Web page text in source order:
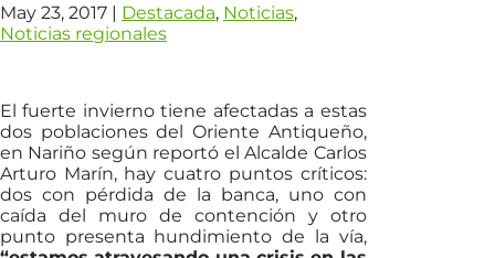
May 23, 2017 | Destacada, Noticias,
Noticias regionales
El fuerte invierno tiene afectadas a estas
dos poblaciones del Oriente Antiqueño,
en Nariño según reportó el Alcalde Carlos
Arturo Marín, hay cuatro puntos críticos:
dos con pérdida de la banca, uno con
caída del muro de contención y otro
punto presenta hundimiento de la vía,